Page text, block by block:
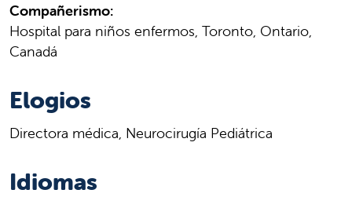
Compañerismo:
Hospital para niños enfermos, Toronto, Ontario,
Canadá
Elogios
Directora médica, Neurocirugía Pediátrica
Idiomas